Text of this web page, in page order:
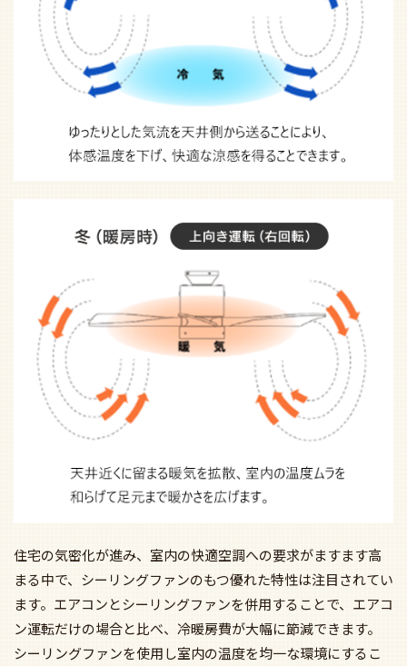
住宅の気密化が進み、室内の快適空調への要求がますます高
まる中で、シーリングファンのもつ優れた特性は注目されてい
ます。エアコンとシーリングファンを併用することで、エアコ
ン運転だけの場合と比べ、冷暖房費が大幅に節減できます。
シーリングファンを使用し室内の温度を均一な環境にするこ